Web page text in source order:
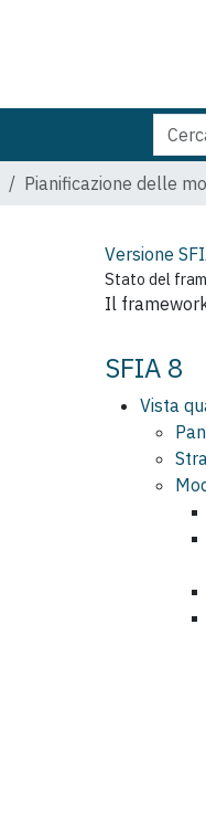
Cerca
nel
sito
Pianificazione delle
Versione
Stato del
Il
SFIA 8
Vista